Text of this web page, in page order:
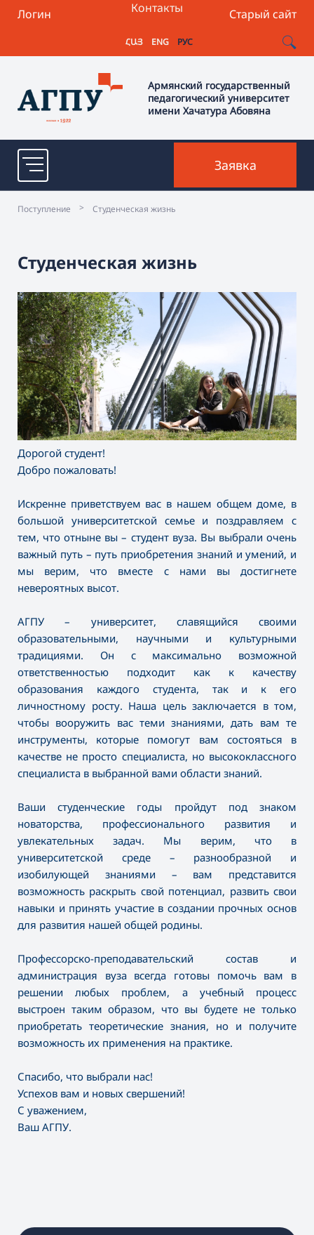
Логин Старый сайт
Контакты
ՀԱՅ ENG РУС
Армянский государственный
педагогический университет
имени Хачатура Абовяна
Заявка
Поступление > Студенческая жизнь
Студенческая жизнь
Дорогой студент!
Добро пожаловать!
Искренне приветствуем вас в нашем общем доме, в
большой университетской семье и поздравляем с
тем, что отныне вы – студент вуза. Вы выбрали очень
важный путь – путь приобретения знаний и умений, и
мы верим, что вместе с нами вы достигнете
невероятных высот.
АГПУ – университет, славящийся своими
образовательными, научными и культурными
традициями. Он с максимально возможной
ответственностью подходит как к качеству
образования каждого студента, так и к его
личностному росту. Наша цель заключается в том,
чтобы вооружить вас теми знаниями, дать вам те
инструменты, которые помогут вам состояться в
качестве не просто специалиста, но высококлассного
специалиста в выбранной вами области знаний.
Ваши студенческие годы пройдут под знаком
новаторства, профессионального развития и
увлекательных задач. Мы верим, что в
университетской среде – разнообразной и
изобилующей знаниями – вам представится
возможность раскрыть свой потенциал, развить свои
навыки и принять участие в создании прочных основ
для развития нашей общей родины.
Профессорско-преподавательский состав и
администрация вуза всегда готовы помочь вам в
решении любых проблем, а учебный процесс
выстроен таким образом, что вы будете не только
приобретать теоретические знания, но и получите
возможность их применения на практике.
Спасибо, что выбрали нас!
Успехов вам и новых свершений!
С уважением,
Ваш АГПУ.